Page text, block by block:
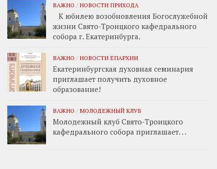
ВАЖНО / НОВОСТИ ПРИХОДА
К юбилею возобновления Богослужебной
жизни Свято-Троицкого кафедрального
собора г. Екатеринбурга.
ВАЖНО / НОВОСТИ ЕПАРХИИ
Екатеринбургская духовная семинария
приглашает получить духовное
образование!
ВАЖНО / МОЛОДЕЖНЫЙ КЛУБ
Молодежный клуб Свято-Троицкого
кафедрального собора приглашает. . .